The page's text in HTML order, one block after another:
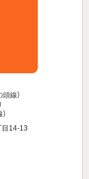
頭線）
目14-13